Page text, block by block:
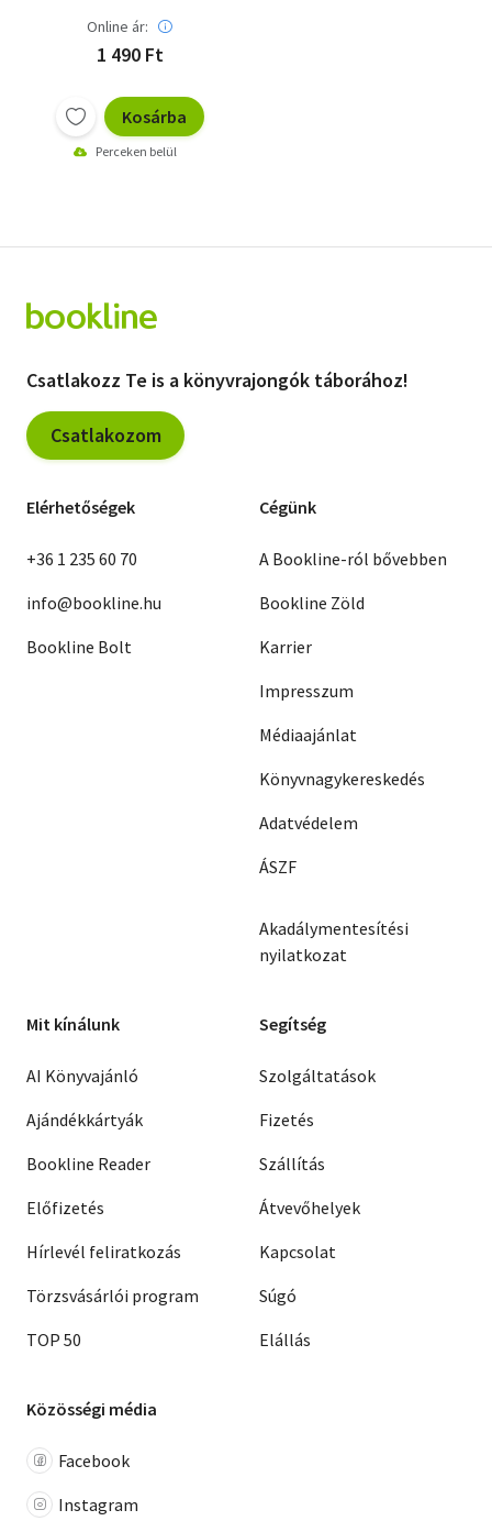
Online ár:
1 490 Ft
Kosárba
Perceken belül
Csatlakozz Te is a könyvrajongók táborához!
Csatlakozom
Elérhetőségek
+36 1 235 60 70
info@bookline.hu
Bookline Bolt
Cégünk
A Bookline-ról bővebben
Bookline Zöld
Karrier
Impresszum
Médiaajánlat
Könyvnagykereskedés
Adatvédelem
ÁSZF
Akadálymentesítési
nyilatkozat
Mit kínálunk
AI Könyvajánló
Ajándékkártyák
Bookline Reader
Előfizetés
Hírlevél feliratkozás
Törzsvásárlói program
TOP 50
Segítség
Szolgáltatások
Fizetés
Szállítás
Átvevőhelyek
Kapcsolat
Súgó
Elállás
Közösségi média
Facebook
Instagram